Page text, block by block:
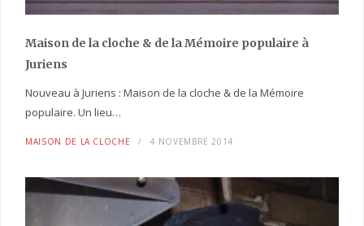
Maison de la cloche & de la Mémoire populaire à
Juriens
Nouveau à Juriens : Maison de la cloche & de la Mémoire
populaire. Un lieu…
MAISON DE LA CLOCHE 4 NOVEMBRE 2014